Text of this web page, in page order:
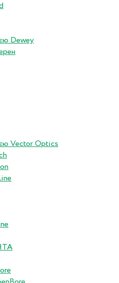
Dewey
Vector Optics